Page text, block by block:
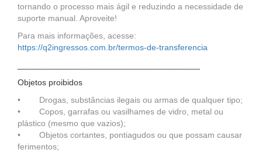
tornando o processo mais ágil e reduzindo a necessidade de
suporte manual. Aproveite!
Para mais informações, acesse:
https://q2ingressos.com.br/termos-de-transferencia
Objetos proibidos
• Drogas, substâncias ilegais ou armas de qualquer tipo;
• Copos, garrafas ou vasilhames de vidro, metal ou
plástico (mesmo que vazios);
• Objetos cortantes, pontiagudos ou que possam causar
ferimentos;